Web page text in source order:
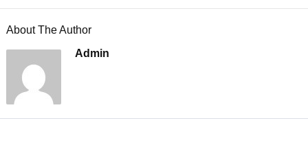
About The Author
Admin